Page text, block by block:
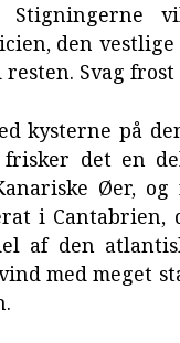
Stigningerne
den vestlige
Svag
kysterne på
frisker det en
Øer, og
i Cantabrien,
af den
med meget